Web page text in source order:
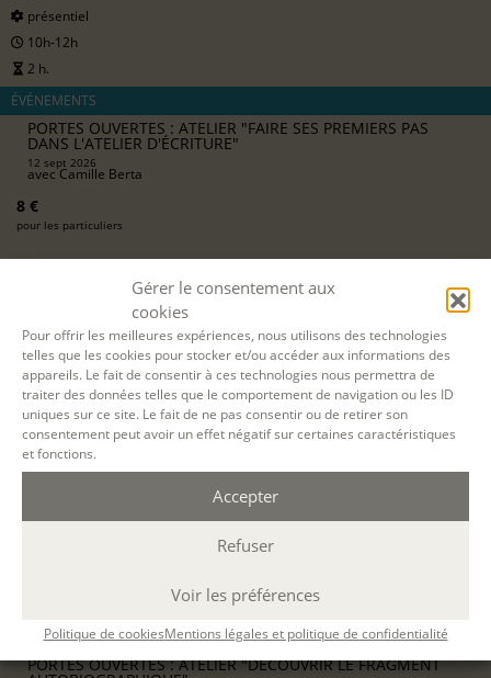
Gérer le consentement aux
cookies
Pour offrir les meilleures expériences, nous utilisons des technologies
telles que les cookies pour stocker et/ou accéder aux informations des
appareils. Le fait de consentir à ces technologies nous permettra de
traiter des données telles que le comportement de navigation ou les ID
uniques sur ce site. Le fait de ne pas consentir ou de retirer son
consentement peut avoir un effet négatif sur certaines caractéristiques
et fonctions.
Accepter
Refuser
Voir les préférences
Politique de cookiesMentions légales et politique de confidentialité
présentiel
10h-12h
2 h.
ÉVÉNEMENTS
PORTES OUVERTES : ATELIER "FAIRE SES PREMIERS PAS
DANS L'ATELIER D'ÉCRITURE"
12 sept 2026
avecCamille Berta
8 €
pour les particuliers
S'INSCRIRE EN LIGNE
PARIS
ÉVÉNEMENTS
PORTES OUVERTES : ATELIER "DÉCOUVRIR LE FRAGMENT